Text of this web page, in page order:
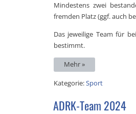
Mindestens zwei
fremden Platz (ggf. auch
Das jeweilige Team für
bestimmt.
Mehr »
Kategorie:Sport
ADRK-Team 2024